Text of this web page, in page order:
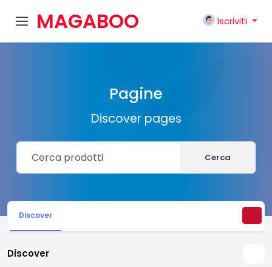
MAGABOO
Iscriviti
Pagine
Discover pages
Cerca
Discover
Discover